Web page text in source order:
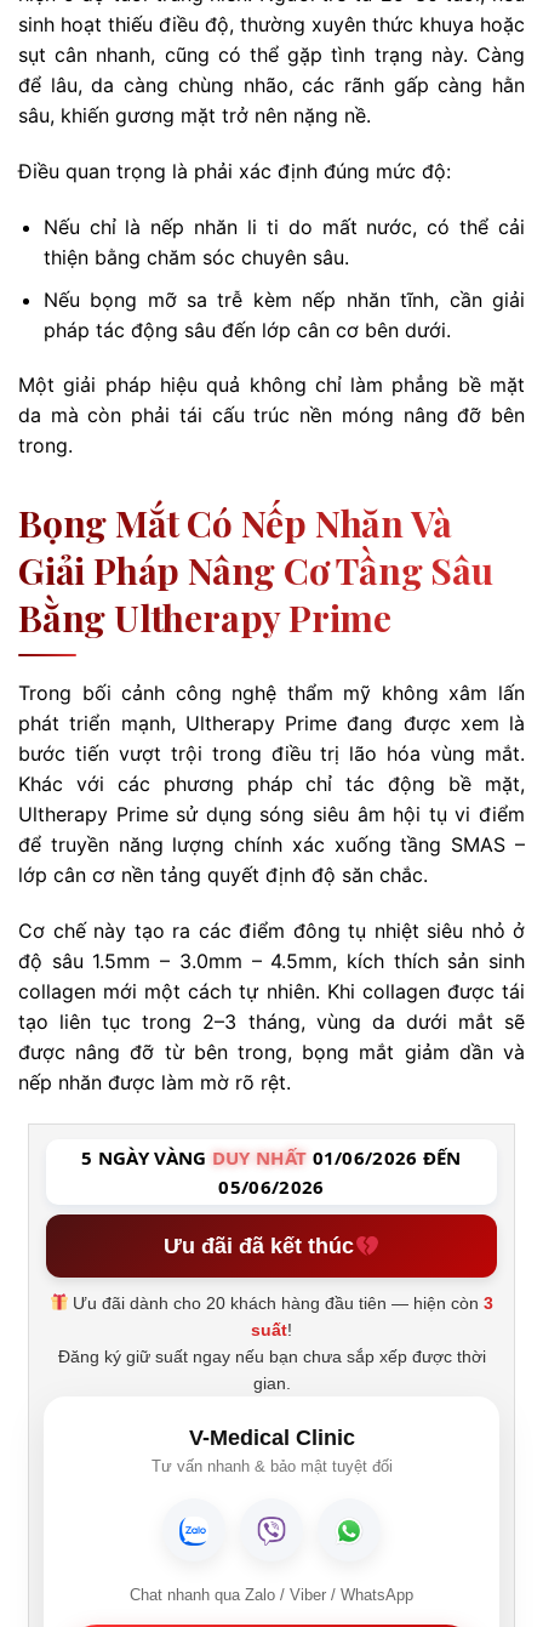
sinh hoạt thiếu điều độ, thường xuyên thức khuya hoặc
sụt cân nhanh, cũng có thể gặp tình trạng này. Càng
để lâu, da càng chùng nhão, các rãnh gấp càng hằn
sâu, khiến gương mặt trở nên nặng nề.
Điều quan trọng là phải xác định đúng mức độ:
Nếu chỉ là nếp nhăn li ti do mất nước, có thể cải
thiện bằng chăm sóc chuyên sâu.
Nếu bọng mỡ sa trễ kèm nếp nhăn tĩnh, cần giải
pháp tác động sâu đến lớp cân cơ bên dưới.
Một giải pháp hiệu quả không chỉ làm phẳng bề mặt
da mà còn phải tái cấu trúc nền móng nâng đỡ bên
trong.
Bọng Mắt Có Nếp Nhăn Và
Giải Pháp Nâng Cơ Tầng Sâu
Bằng Ultherapy Prime
Trong bối cảnh công nghệ thẩm mỹ không xâm lấn
phát triển mạnh, Ultherapy Prime đang được xem là
bước tiến vượt trội trong điều trị lão hóa vùng mắt.
Khác với các phương pháp chỉ tác động bề mặt,
Ultherapy Prime sử dụng sóng siêu âm hội tụ vi điểm
để truyền năng lượng chính xác xuống tầng SMAS –
lớp cân cơ nền tảng quyết định độ săn chắc.
Cơ chế này tạo ra các điểm đông tụ nhiệt siêu nhỏ ở
độ sâu 1.5mm – 3.0mm – 4.5mm, kích thích sản sinh
collagen mới một cách tự nhiên. Khi collagen được tái
tạo liên tục trong 2–3 tháng, vùng da dưới mắt sẽ
được nâng đỡ từ bên trong, bọng mắt giảm dần và
nếp nhăn được làm mờ rõ rệt.
5 NGÀY VÀNG DUY NHẤT 01/06/2026 ĐẾN
05/06/2026
Ưu đãi đã kết thúc
Ưu đãi dành cho 20 khách hàng đầu tiên — hiện còn3
suất!
Đăng ký giữ suất ngay nếu bạn chưa sắp xếp được thời
gian.
V-Medical Clinic
Tư vấn nhanh & bảo mật tuyệt đối
Chat nhanh qua Zalo / Viber / WhatsApp